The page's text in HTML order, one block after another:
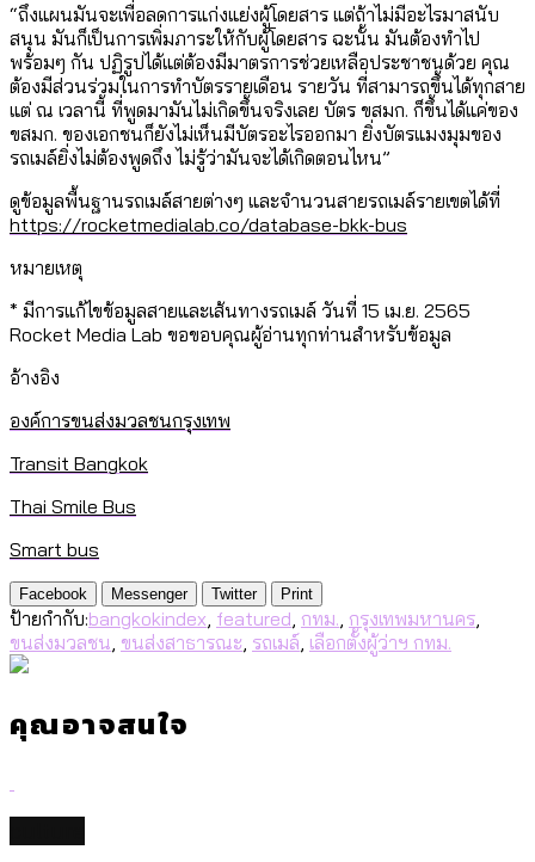
“ถึงแผนมันจะเพื่อลดการแก่งแย่งผู้โดยสาร แต่ถ้าไม่มีอะไรมาสนับ
สนุน มันก็เป็นการเพิ่มภาระให้กับผู้โดยสาร ฉะนั้น มันต้องทำไป
พร้อมๆ กัน ปฏิรูปได้แต่ต้องมีมาตรการช่วยเหลือประชาชนด้วย คุณ
ต้องมีส่วนร่วมในการทำบัตรรายเดือน รายวัน ที่สามารถขึ้นได้ทุกสาย
แต่ ณ เวลานี้ ที่พูดมามันไม่เกิดขึ้นจริงเลย บัตร ขสมก. ก็ขึ้นได้แค่ของ
ขสมก. ของเอกชนก็ยังไม่เห็นมีบัตรอะไรออกมา ยิ่งบัตรแมงมุมของ
รถเมล์ยิ่งไม่ต้องพูดถึง ไม่รู้ว่ามันจะได้เกิดตอนไหน”
ดูข้อมูลพื้นฐานรถเมล์สายต่างๆ และจำนวนสายรถเมล์รายเขตได้ที่
https://rocketmedialab.co/database-bkk-bus
หมายเหตุ
* มีการแก้ไขข้อมูลสายและเส้นทางรถเมล์ วันที่ 15 เม.ย. 2565
Rocket Media Lab ขอขอบคุณผู้อ่านทุกท่านสำหรับข้อมูล
อ้างอิง
องค์การขนส่งมวลชนกรุงเทพ
Transit Bangkok
Thai Smile Bus
Smart bus
Facebook Messenger Twitter Print
ป้ายกำกับ:bangkokindex featured กทม. กรุงเทพมหานคร
ขนส่งมวลชน ขนส่งสาธารณะ รถเมล์ เลือกตั้งผู้ว่าฯ กทม.
คุณอาจสนใจ